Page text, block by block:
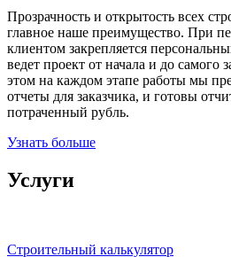
Прозрачность и открытость всех
главное наше преимущество. При
клиентом закрепляется
ведет проект от начала и до самого
этом на каждом этапе работы мы
отчеты для заказчика, и готовы
потраченный рубль.
Узнать больше
Услуги
Строительный калькулятор